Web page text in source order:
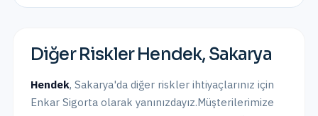
Diğer RisklerHendek, Sakarya
Hendek, Sakarya'da diğer riskler ihtiyaçlarınız için
Enkar Sigorta olarak yanınızdayız.Müşterilerimize